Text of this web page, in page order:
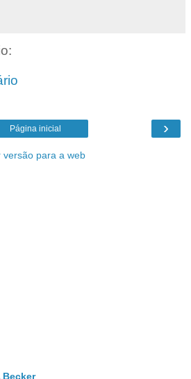
›
Página inicial
versão para a web
Becker